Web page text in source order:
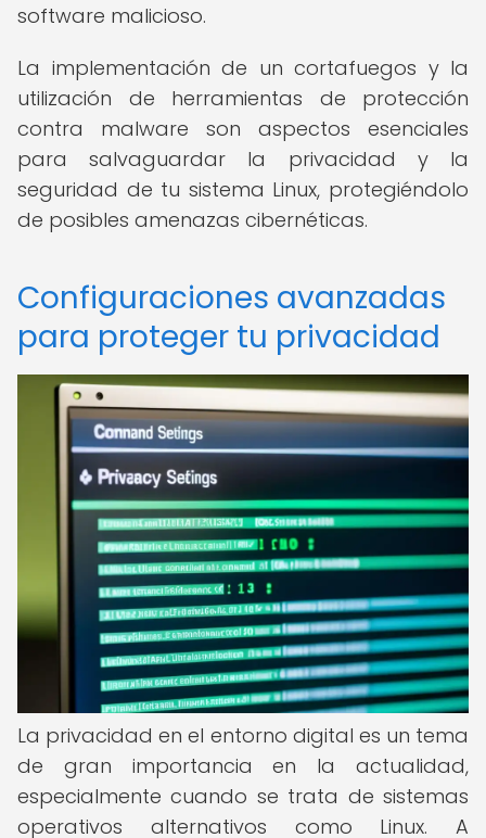
software malicioso.
La implementación de un cortafuegos y la
utilización de herramientas de protección
contra malware son aspectos esenciales
para salvaguardar la privacidad y la
seguridad de tu sistema Linux, protegiéndolo
de posibles amenazas cibernéticas.
Configuraciones avanzadas
para proteger tu privacidad
La privacidad en el entorno digital es un tema
de gran importancia en la actualidad,
especialmente cuando se trata de sistemas
operativos alternativos como Linux. A